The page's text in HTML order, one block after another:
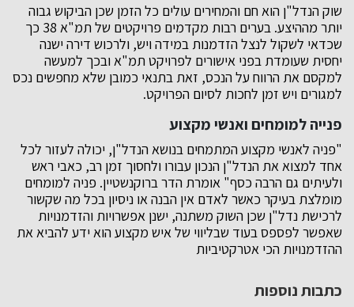
שוק הנדל"ן הוא חם והמחירים עולים כל הזמן שכן הביקוש גבוה
יותר מההיצע. בערים רבות מקדמים פרויקטים של תמ"א 38 כך
שכדאי לשקול לנצל הזדמנות במידה ויש, ולרכוש דירה ישנה
יחסית שעומדת בפני אישורים לפרויקט תמ"א ובכך למעשה
למקסם את הרווח על הנכס, זאת בתנאי כמובן שלא מחפשים נכס
למגורים ויש זמן לחכות לסיום הפרויקט.
פנייה למומחים ואנשי מקצוע
"פניה לאנשי מקצוע המתמחים בנושא הנדל"ן, יכולה לעזור לכל
אחד למצוא את הנדל"ן הנכון עבורו ולחסוך זמן רב, כאבי ראש
ולעיתים גם הרבה כסף" אומרת הדר ברוקנשטיין. פניה למומחים
מומלצת בעיקר כאשר לאדם אין הבנה או ניסיון בכל מה שקשור
לרכישת נדל"ן שכן השוק משתנה, ישנן אפשרויות והזדמנויות
שאפשר לפספס בעוד שבליווי של איש מקצוע הוא ידע להביא את
ההזדמנויות הכי אטרקטיביות
כתבות נוספות